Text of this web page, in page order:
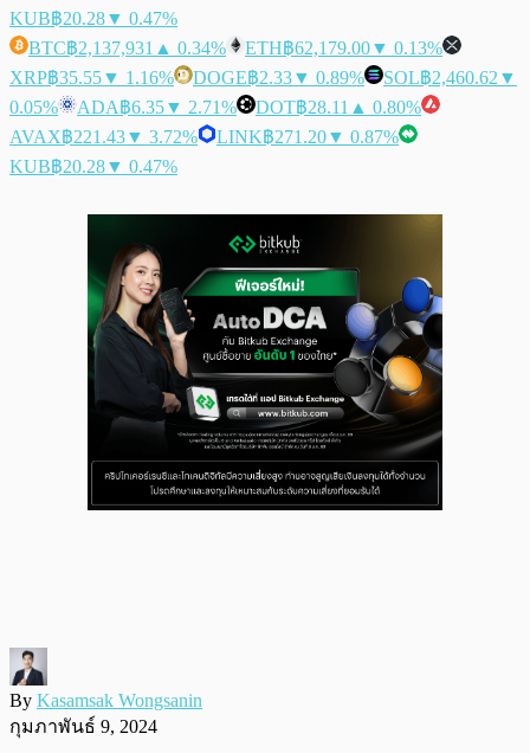
KUB฿20.28▼ 0.47%
BTC฿2,137,931 ▲ 0.34% ETH฿62,179.00▼ 0.13%
XRP฿35.55▼ 1.16% DOGE฿2.33▼ 0.89% SOL฿2,460.62 ▼
0.05%
ADA฿6.35▼ 2.71% DOT฿28.11 ▲ 0.80%
AVAX฿221.43▼ 3.72% LINK฿271.20▼ 0.87%
KUB฿20.28▼ 0.47%
By Kasamsak Wongsanin
กุมภาพันธ์ 9, 2024